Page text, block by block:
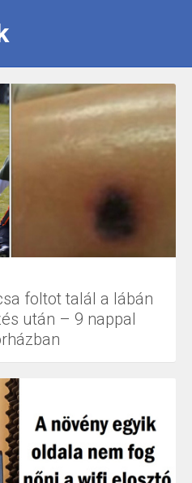
foltot talál a lábán
után – 9 nappal